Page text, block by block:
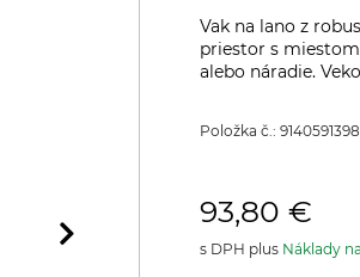
Vak na lano z
priestor s
alebo náradie.
Položka č.: 9140591398
93,80 €
s DPH plus Náklady